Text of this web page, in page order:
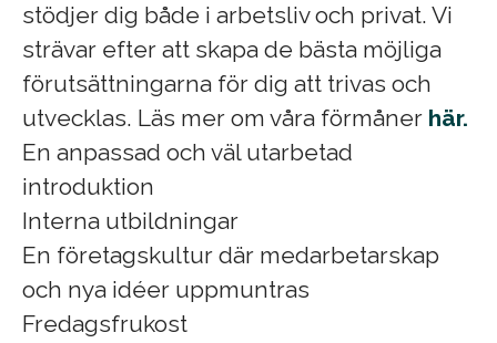
stödjer dig både i arbetsliv och privat. Vi
strävar efter att skapa de bästa möjliga
förutsättningarna för dig att trivas och
utvecklas. Läs mer om våra förmåner här.
En anpassad och väl utarbetad
introduktion
Interna utbildningar
En företagskultur där medarbetarskap
och nya idéer uppmuntras
Fredagsfrukost